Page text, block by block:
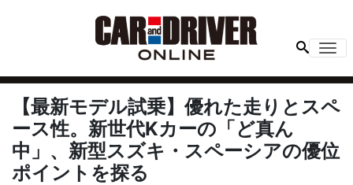
【最新モデル試乗】優れた走りとスペ
ース性。新世代Kカーの「ど真ん
中」、新型スズキ・スペーシアの優位
ポイントを探る